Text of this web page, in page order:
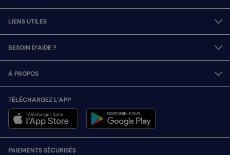
LIENS UTILES
BESOIN D’AIDE ?
À PROPOS
TÉLÉCHARGEZ L’APP
PAIEMENTS SÉCURISÉS